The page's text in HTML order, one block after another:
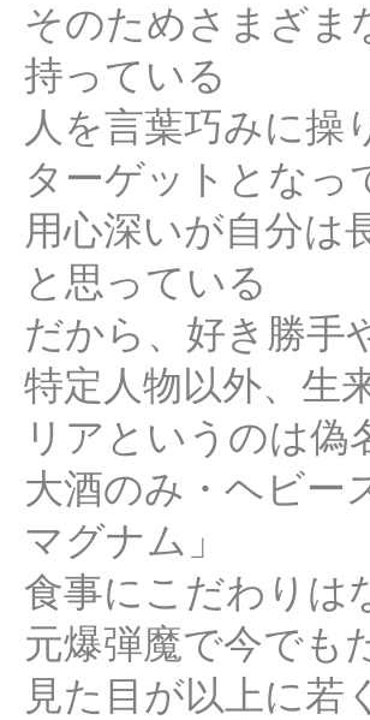
そのためさまざま
持っている
人を言葉巧みに操
ターゲットとなっ
用心深いが自分は
と思っている
だから、好き勝手
特定人物以外、生
リアというのは偽
大酒のみ・ヘビー
マグナム」
食事にこだわりは
元爆弾魔で今でも
見た目が以上に若